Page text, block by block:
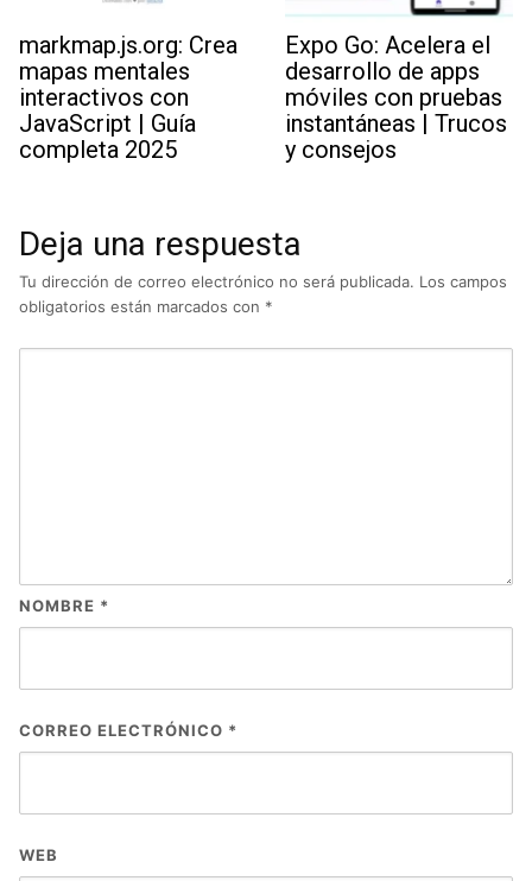
markmap.js.org: Crea
mapas mentales
interactivos con
JavaScript | Guía
completa 2025
Expo Go: Acelera el
desarrollo de apps
móviles con pruebas
instantáneas | Trucos
y consejos
Deja una respuesta
Tu dirección de correo electrónico no será publicada. Los campos
obligatorios están marcados con *
NOMBRE *
CORREO ELECTRÓNICO *
WEB